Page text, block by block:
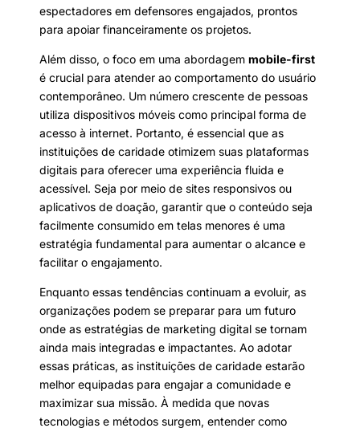
espectadores em defensores engajados, prontos
para apoiar financeiramente os projetos.
Além disso, o foco em uma abordagem mobile-first
é crucial para atender ao comportamento do usuário
contemporâneo. Um número crescente de pessoas
utiliza dispositivos móveis como principal forma de
acesso à internet. Portanto, é essencial que as
instituições de caridade otimizem suas plataformas
digitais para oferecer uma experiência fluida e
acessível. Seja por meio de sites responsivos ou
aplicativos de doação, garantir que o conteúdo seja
facilmente consumido em telas menores é uma
estratégia fundamental para aumentar o alcance e
facilitar o engajamento.
Enquanto essas tendências continuam a evoluir, as
organizações podem se preparar para um futuro
onde as estratégias de marketing digital se tornam
ainda mais integradas e impactantes. Ao adotar
essas práticas, as instituições de caridade estarão
melhor equipadas para engajar a comunidade e
maximizar sua missão. À medida que novas
tecnologias e métodos surgem, entender como